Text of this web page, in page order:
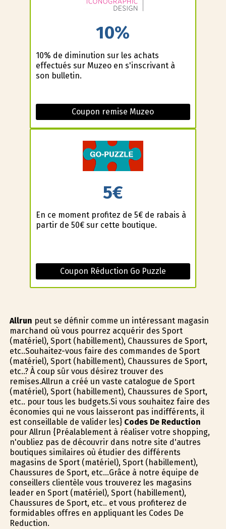
10%
10% de diminution sur les achats
effectués sur Muzeo en s'inscrivant à
son bulletin.
Coupon remise Muzeo
5€
En ce moment profitez de 5€ de rabais à
partir de 50€ sur cette boutique.
Coupon Réduction Go Puzzle
Allrun peut se définir comme un intéressant magasin
marchand où vous pourrez acquérir des Sport
(matériel), Sport (habillement), Chaussures de Sport,
etc..Souhaitez-vous faire des commandes de Sport
(matériel), Sport (habillement), Chaussures de Sport,
etc..? À coup sûr vous désirez trouver des
remises.Allrun a créé un vaste catalogue de Sport
(matériel), Sport (habillement), Chaussures de Sport,
etc.. pour tous les budgets.Si vous souhaitez faire des
économies qui ne vous laisseront pas indifférents, il
est conseillable de valider les} Codes De Reduction
pour Allrun {Préalablement à réaliser votre shopping,
n'oubliez pas de découvrir dans notre site d'autres
boutiques similaires où étudier des différents
magasins de Sport (matériel), Sport (habillement),
Chaussures de Sport, etc...Grâce à notre équipe de
conseillers clientèle vous trouverez les magasins
leader en Sport (matériel), Sport (habillement),
Chaussures de Sport, etc.. et vous profiterez de
formidables offres en appliquant les Codes De
Reduction.